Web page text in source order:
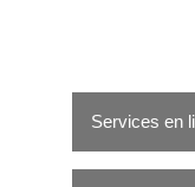
Services en